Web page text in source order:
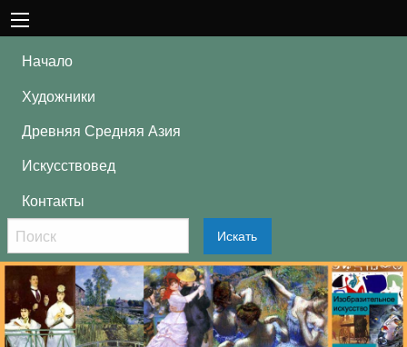
Начало
Художники
Древняя Средняя Азия
Искусствовед
Контакты
Искать